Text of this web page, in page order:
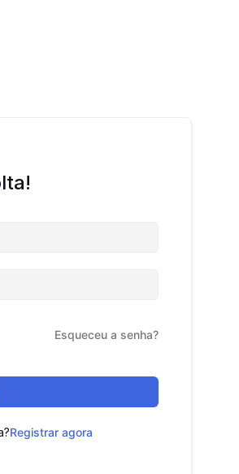
Esqueceu a senha?
Registrar agora